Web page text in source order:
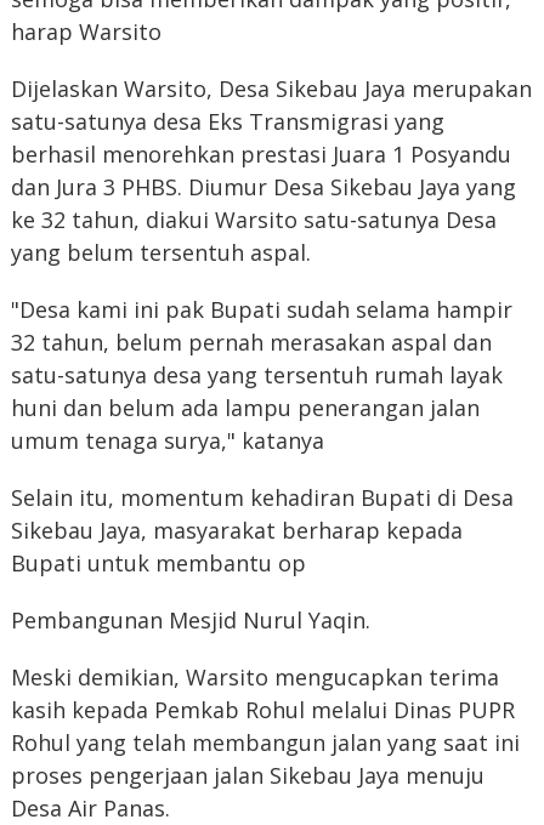
harap Warsito
Dijelaskan Warsito, Desa Sikebau Jaya merupakan
satu-satunya desa Eks Transmigrasi yang
berhasil menorehkan prestasi Juara 1 Posyandu
dan Jura 3 PHBS. Diumur Desa Sikebau Jaya yang
ke 32 tahun, diakui Warsito satu-satunya Desa
yang belum tersentuh aspal.
"Desa kami ini pak Bupati sudah selama hampir
32 tahun, belum pernah merasakan aspal dan
satu-satunya desa yang tersentuh rumah layak
huni dan belum ada lampu penerangan jalan
umum tenaga surya," katanya
Selain itu, momentum kehadiran Bupati di Desa
Sikebau Jaya, masyarakat berharap kepada
Bupati untuk membantu op
Pembangunan Mesjid Nurul Yaqin.
Meski demikian, Warsito mengucapkan terima
kasih kepada Pemkab Rohul melalui Dinas PUPR
Rohul yang telah membangun jalan yang saat ini
proses pengerjaan jalan Sikebau Jaya menuju
Desa Air Panas.